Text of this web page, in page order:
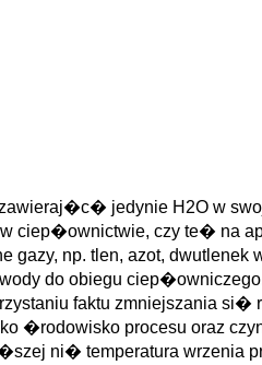
jedynie H2O w
w ciep�ownictwie, czy te�
np. tlen, azot,
do obiegu
faktu zmniejszania
�rodowisko procesu oraz
ni� temperatura wrzenia